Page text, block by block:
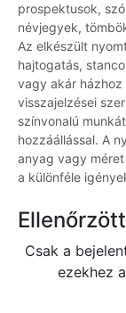
prospektusok,
névjegyek,
Az elkészült
hajtogatás,
vagy akár
visszajelzései
színvonalú
hozzáállással. A
anyag vagy
a különféle
Csak a
ezekhez